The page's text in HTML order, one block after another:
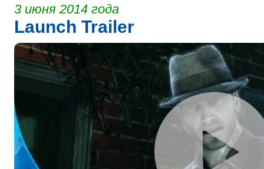
3 июня 2014 года
Launch Trailer